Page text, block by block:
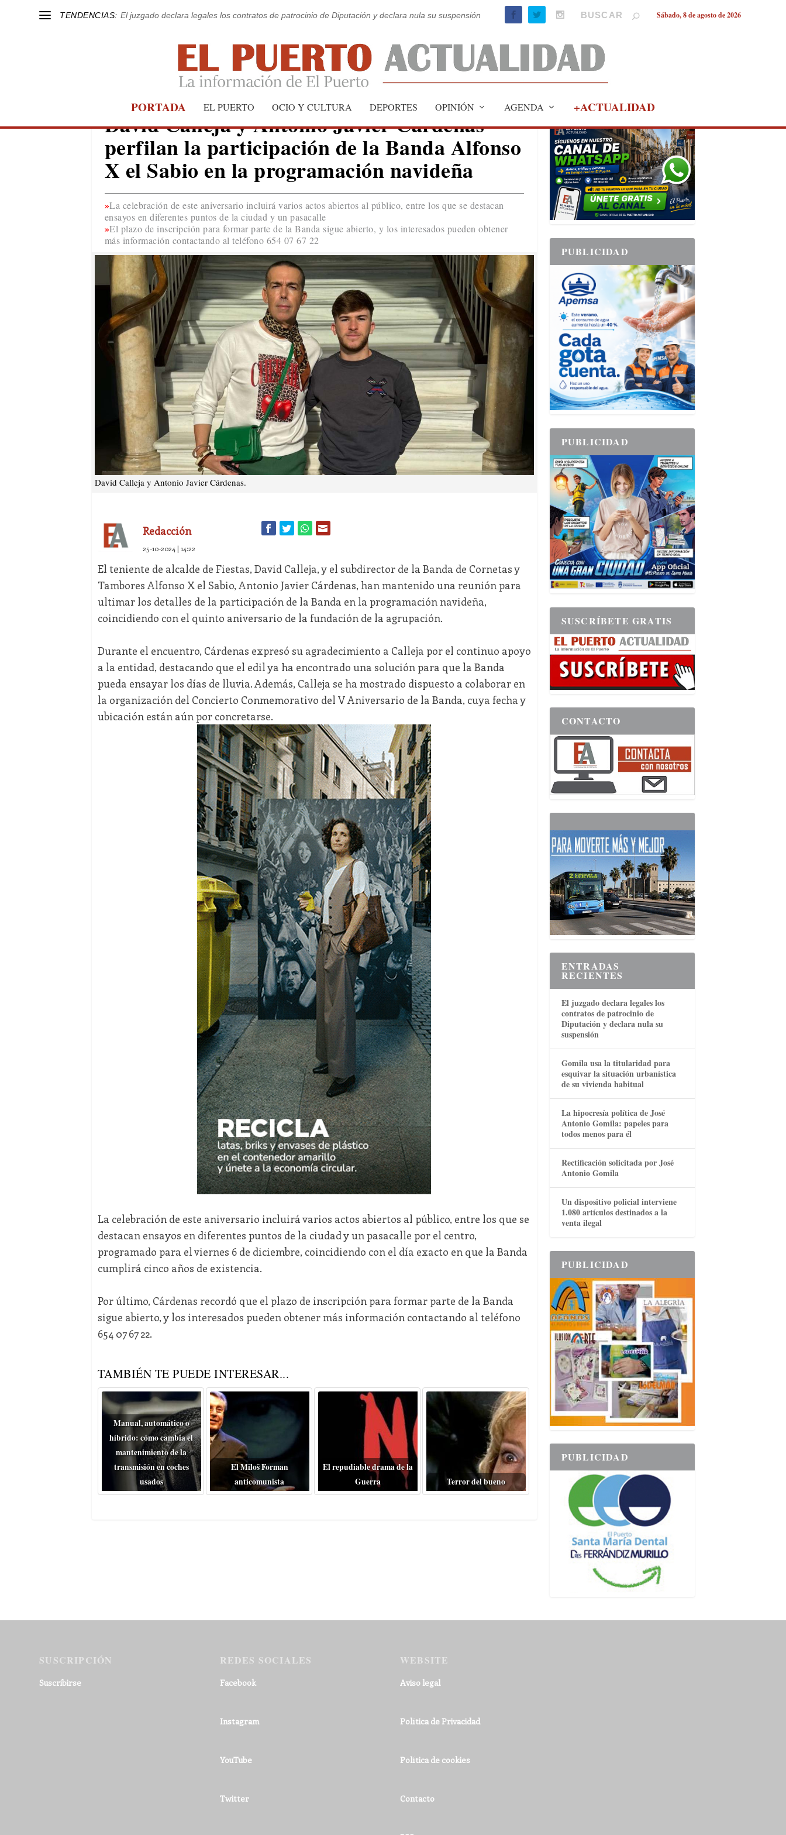
TENDENCIAS: El juzgado declara legales los contratos de patrocinio de Diputación y declara nula su suspensión Sábado, 8 de agosto de 2026
PORTADA EL PUERTO OCIO Y CULTURA DEPORTES OPINIÓN AGENDA +ACTUALIDAD
EL PUERTO
David Calleja y Antonio Javier Cárdenas
perfilan la participación de la Banda Alfonso
X el Sabio en la programación navideña
La celebración de este aniversario incluirá varios actos abiertos al público, entre los que se destacan
ensayos en diferentes puntos de la ciudad y un pasacalle
El plazo de inscripción para formar parte de la Banda sigue abierto, y los interesados pueden obtener
más información contactando al teléfono 654 07 67 22
David Calleja y Antonio Javier Cárdenas.
Redacción
25-10-2024 | 14:22
El teniente de alcalde de Fiestas, David Calleja, y el subdirector de la Banda de Cornetas y
Tambores Alfonso X el Sabio, Antonio Javier Cárdenas, han mantenido una reunión para
ultimar los detalles de la participación de la Banda en la programación navideña,
coincidiendo con el quinto aniversario de la fundación de la agrupación.
Durante el encuentro, Cárdenas expresó su agradecimiento a Calleja por el continuo apoyo
a la entidad, destacando que el edil ya ha encontrado una solución para que la Banda
pueda ensayar los días de lluvia. Además, Calleja se ha mostrado dispuesto a colaborar en
la organización del Concierto Conmemorativo del V Aniversario de la Banda, cuya fecha y
ubicación están aún por concretarse.
La celebración de este aniversario incluirá varios actos abiertos al público, entre los que se
destacan ensayos en diferentes puntos de la ciudad y un pasacalle por el centro,
programado para el viernes 6 de diciembre, coincidiendo con el día exacto en que la Banda
cumplirá cinco años de existencia.
Por último, Cárdenas recordó que el plazo de inscripción para formar parte de la Banda
sigue abierto, y los interesados pueden obtener más información contactando al teléfono
654 07 67 22.
TAMBIÉN TE PUEDE INTERESAR...
Manual, automático o
híbrido: cómo cambia el
mantenimiento de la
transmisión en coches
usados
El Miloš Forman
anticomunista
El repudiable drama de la
Guerra
Terror del bueno
PUBLICIDAD
PUBLICIDAD
PUBLICIDAD
SUSCRÍBETE GRATIS
CONTACTO
ENTRADAS
RECIENTES
El juzgado declara legales los
contratos de patrocinio de
Diputación y declara nula su
suspensión
Gomila usa la titularidad para
esquivar la situación urbanística
de su vivienda habitual
La hipocresía política de José
Antonio Gomila: papeles para
todos menos para él
Rectificación solicitada por José
Antonio Gomila
Un dispositivo policial interviene
1.080 artículos destinados a la
venta ilegal
PUBLICIDAD
PUBLICIDAD
SUSCRIPCIÓN
Suscribirse
REDES SOCIALES
Facebook
Instagram
YouTube
Twitter
WEBSITE
Aviso legal
Política de Privacidad
Política de cookies
Contacto